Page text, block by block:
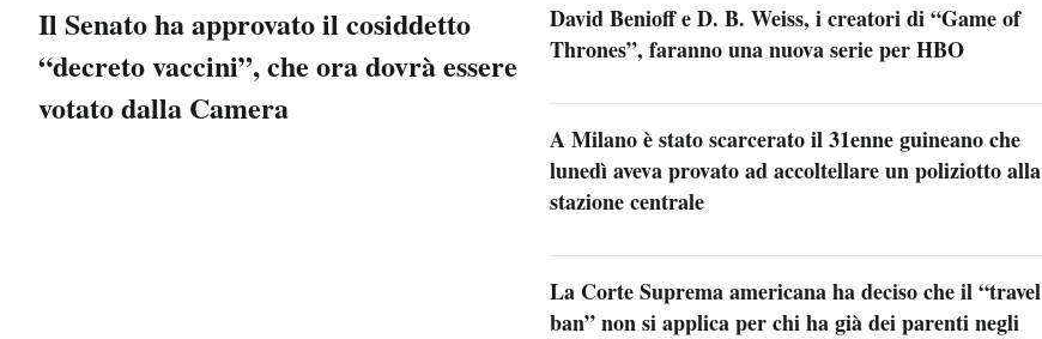
Il Senato ha approvato il cosiddetto
“decreto vaccini”, che ora dovrà essere
votato dalla Camera
David Benioff e D. B. Weiss, i creatori di “Game of
Thrones”, faranno una nuova serie per HBO
A Milano è stato scarcerato il 31enne guineano che
lunedì aveva provato ad accoltellare un poliziotto alla
stazione centrale
La Corte Suprema americana ha deciso che il “travel
ban” non si applica per chi ha già dei parenti negli